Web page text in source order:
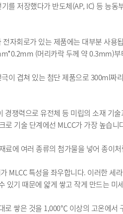
를 저장했다가 반도체(AP, IC) 등 능
자회로가 있는 제품에는 대부분 사용
(머리카락 두께 약 0.3mm)
이 겹쳐 있는 첨단 제품으로 300ml
쟁력으로 유전체 등 미립의 소재 기
로 기술 단계에선 MLCC가 가장 높습니
료에 여러 종류의 첨가물을 넣어 종
MLCC 특성을 좌우합니다. 이러한
기 때문에 얇게 쌓고 작게 만드는 미
로 쌓은 것을 1,000℃ 이상의 고온에